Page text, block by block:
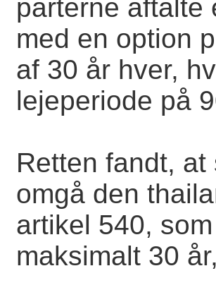
parterne aftalte
med en option
af 30 år hver,
lejeperiode på
Retten fandt,
omgå den
artikel 540,
maksimalt 30